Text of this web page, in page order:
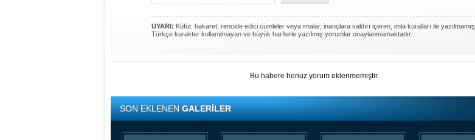
UYARI: Küfür, hakaret, rencide edici cümleler veya imalar, inançlara saldırı içeren, imla kuralları ile yazılmamış,
Türkçe karakter kullanılmayan ve büyük harflerle yazılmış yorumlar onaylanmamaktadır.
Bu habere henüz yorum eklenmemiştir.
SON EKLENENGALERİLER